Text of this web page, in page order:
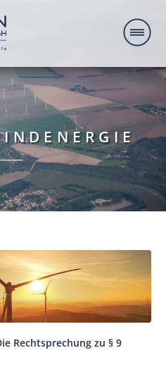
Rechtsprechung zu § 9